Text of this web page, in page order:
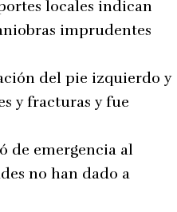
locales indican
imprudentes
del pie izquierdo y
y fracturas y fue
de emergencia al
no han dado a